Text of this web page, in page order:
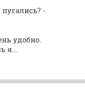
-
удобно.
я...